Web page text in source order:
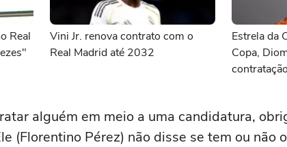
Real
Vini Jr. renova contrato com o
Real Madrid até 2032
Estrela da
Copa,
alguém em meio a uma candidatura,
(Florentino Pérez) não disse se tem ou não